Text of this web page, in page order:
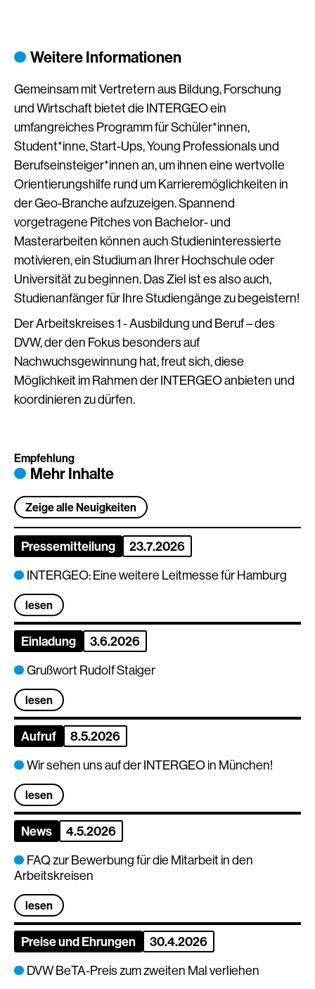
Weitere Informationen
Gemeinsam mit Vertretern aus Bildung, Forschung
und Wirtschaft bietet die INTERGEO ein
umfangreiches Programm für Schüler*innen,
Student*inne, Start-Ups, Young Professionals und
Berufseinsteiger*innen an, um ihnen eine wertvolle
Orientierungshilfe rund um Karrieremöglichkeiten in
der Geo-Branche aufzuzeigen. Spannend
vorgetragene Pitches von Bachelor- und
Masterarbeiten können auch Studieninteressierte
motivieren, ein Studium an Ihrer Hochschule oder
Universität zu beginnen. Das Ziel ist es also auch,
Studienanfänger für Ihre Studiengänge zu begeistern!
Der Arbeitskreises 1 - Ausbildung und Beruf – des
DVW, der den Fokus besonders auf
Nachwuchsgewinnung hat, freut sich, diese
Möglichkeit im Rahmen der INTERGEO anbieten und
koordinieren zu dürfen.
Mehr Inhalte
Empfehlung
Zeige alle Neuigkeiten
INTERGEO: Eine weitere Leitmesse für Hamburg
Pressemitteilung 23.7.2026
lesen
Grußwort Rudolf Staiger
Einladung 3.6.2026
lesen
Wir sehen uns auf der INTERGEO in München!
Aufruf 8.5.2026
lesen
FAQ zur Bewerbung für die Mitarbeit in den
Arbeitskreisen
News 4.5.2026
lesen
DVW BeTA-Preis zum zweiten Mal verliehen
Preise und Ehrungen 30.4.2026